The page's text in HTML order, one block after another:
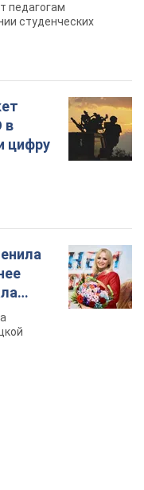
педагогам
студенческих
в
цифру